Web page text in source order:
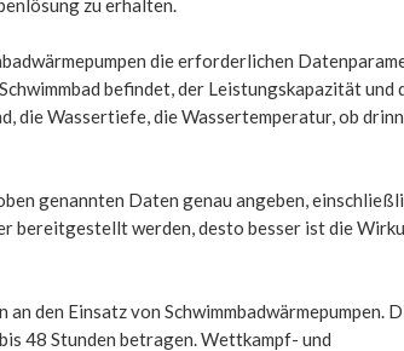
zu erhalten.
die erforderlichen
befindet, der Leistungskapazität und
die Wassertiefe, die Wassertemperatur, ob
genannten Daten genau angeben,
bereitgestellt werden, desto besser ist die
den Einsatz von Schwimmbadwärmepumpen.
48 Stunden betragen. Wettkampf- und